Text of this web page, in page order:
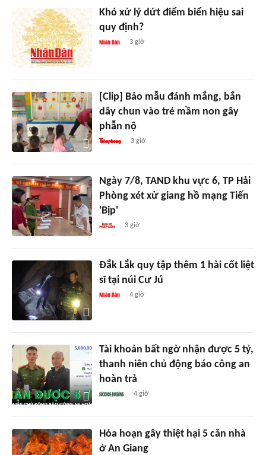
Khó xử lý dứt điểm biển hiệu sai
quy định?
3 giờ
[Clip] Bảo mẫu đánh mắng, bắn
dây chun vào trẻ mầm non gây
phẫn nộ
3 giờ
Ngày 7/8, TAND khu vực 6, TP Hải
Phòng xét xử giang hồ mạng Tiến
'Bịp'
3 giờ
Đắk Lắk quy tập thêm 1 hài cốt liệt
sĩ tại núi Cư Jú
4 giờ
Tài khoản bất ngờ nhận được 5 tỷ,
thanh niên chủ động báo công an
hoàn trả
4 giờ
Hỏa hoạn gây thiệt hại 5 căn nhà
ở An Giang